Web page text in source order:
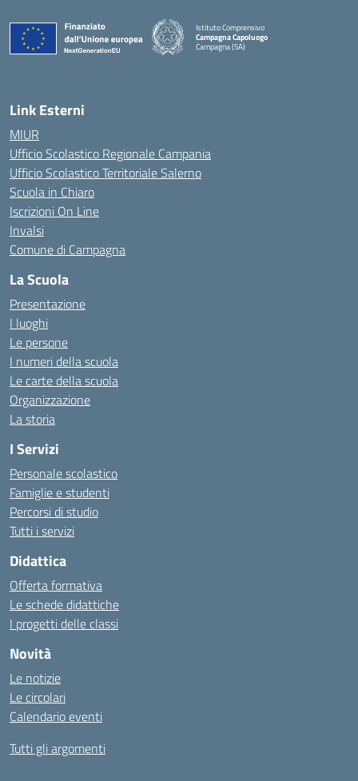
Istituto Comprensivo
Campagna Capoluogo
Campagna (SA)
Link Esterni
MIUR
Ufficio Scolastico Regionale Campania
Ufficio Scolastico Territoriale Salerno
Scuola in Chiaro
Iscrizioni On Line
Invalsi
Comune di Campagna
La Scuola
Presentazione
I luoghi
Le persone
I numeri della scuola
Le carte della scuola
Organizzazione
La storia
I Servizi
Personale scolastico
Famiglie e studenti
Percorsi di studio
Tutti i servizi
Didattica
Offerta formativa
Le schede didattiche
I progetti delle classi
Novità
Le notizie
Le circolari
Calendario eventi
Tutti gli argomenti